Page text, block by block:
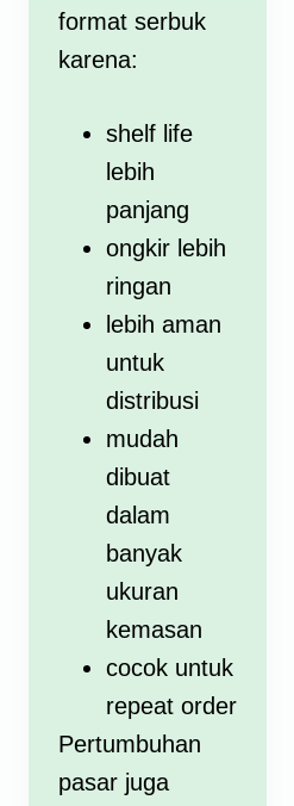
format serbuk
karena:
shelf life
lebih
panjang
ongkir lebih
ringan
lebih aman
untuk
distribusi
mudah
dibuat
dalam
banyak
ukuran
kemasan
cocok untuk
repeat order
Pertumbuhan
pasar juga